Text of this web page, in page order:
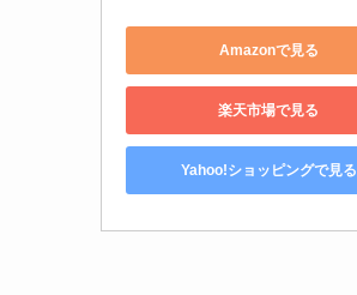
Amazonで見る
楽天市場で見る
Yahoo!ショッピングで見る